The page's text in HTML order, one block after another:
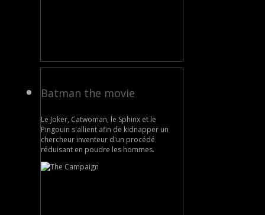
Batman the movie
Le Joker, Catwoman, le Sphinx et le
Pingouin s'allient afin de kidnapper un
chercheur inventeur d'un procédé
réduisant en poudre les hommes.